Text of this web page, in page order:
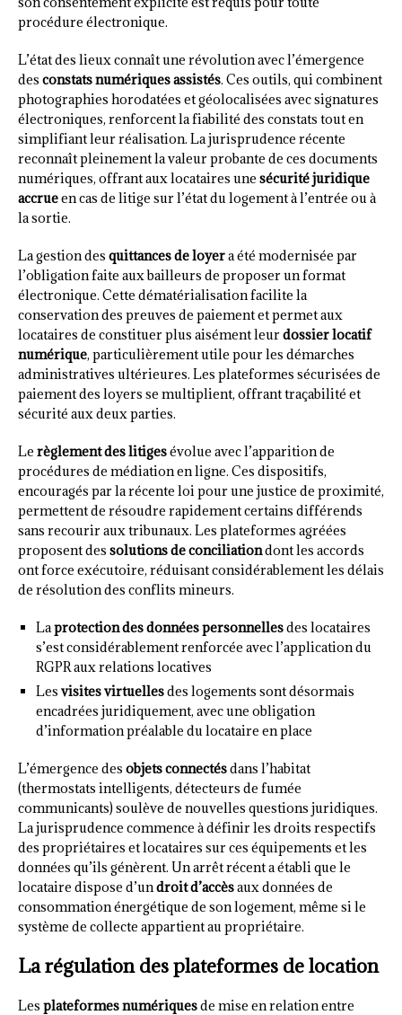
procédure électronique.
L’état des lieux connaît une révolution avec l’émergence
des constats numériques assistés. Ces outils, qui combinent
photographies horodatées et géolocalisées avec signatures
électroniques, renforcent la fiabilité des constats tout en
simplifiant leur réalisation. La jurisprudence récente
reconnaît pleinement la valeur probante de ces documents
numériques, offrant aux locataires une sécurité juridique
accrueen cas de litige sur l’état du logement à l’entrée ou à
la sortie.
La gestion des quittances de loyera été modernisée par
l’obligation faite aux bailleurs de proposer un format
électronique. Cette dématérialisation facilite la
conservation des preuves de paiement et permet aux
locataires de constituer plus aisément leurdossier locatif
numérique, particulièrement utile pour les démarches
administratives ultérieures. Les plateformes sécurisées de
paiement des loyers se multiplient, offrant traçabilité et
sécurité aux deux parties.
Le règlement des litigesévolue avec l’apparition de
procédures de médiation en ligne. Ces dispositifs,
encouragés par la récente loi pour une justice de proximité,
permettent de résoudre rapidement certains différends
sans recourir aux tribunaux. Les plateformes agréées
proposent des solutions de conciliationdont les accords
ont force exécutoire, réduisant considérablement les délais
de résolution des conflits mineurs.
Laprotection des données personnellesdes locataires
s’est considérablement renforcée avec l’application du
RGPR aux relations locatives
Les visites virtuellesdes logements sont désormais
encadrées juridiquement, avec une obligation
d’information préalable du locataire en place
L’émergence des objets connectésdans l’habitat
(thermostats intelligents, détecteurs de fumée
communicants) soulève de nouvelles questions juridiques.
La jurisprudence commence à définir les droits respectifs
des propriétaires et locataires sur ces équipements et les
données qu’ils génèrent. Un arrêt récent a établi que le
locataire dispose d’undroit d’accèsaux données de
consommation énergétique de son logement, même si le
système de collecte appartient au propriétaire.
La régulation des plateformes de location
Les plateformes numériquesde mise en relation entre